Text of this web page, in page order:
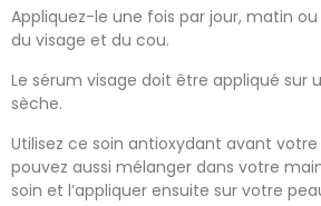
Appliquez-le une fois par jour, matin ou
du visage et du cou.
Le sérum visage doit être appliqué sur
sèche.
Utilisez ce soin antioxydant avant
pouvez aussi mélanger dans votre
soin et l’appliquer ensuite sur votre